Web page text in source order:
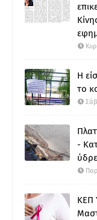
Η
το
-
ΚΕΠ